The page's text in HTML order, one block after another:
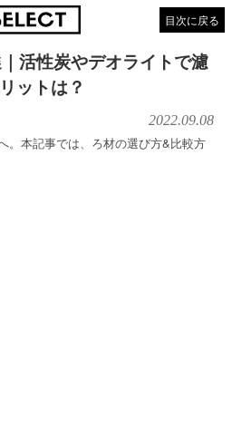
目次に戻る
活性炭やデオライトで濾
ットは？
2022.09.08
。本記事では、ろ材の選び方&比較方